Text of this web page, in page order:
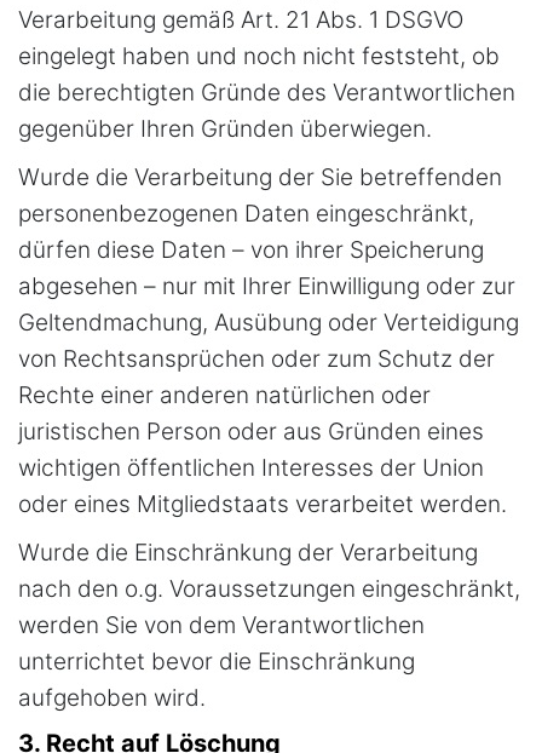
Verarbeitung gemäß Art. 21 Abs. 1 DSGVO
eingelegt haben und noch nicht feststeht, ob
die berechtigten Gründe des Verantwortlichen
gegenüber Ihren Gründen überwiegen.
Wurde die Verarbeitung der Sie betreffenden
personenbezogenen Daten eingeschränkt,
dürfen diese Daten – von ihrer Speicherung
abgesehen – nur mit Ihrer Einwilligung oder zur
Geltendmachung, Ausübung oder Verteidigung
von Rechtsansprüchen oder zum Schutz der
Rechte einer anderen natürlichen oder
juristischen Person oder aus Gründen eines
wichtigen öffentlichen Interesses der Union
oder eines Mitgliedstaats verarbeitet werden.
Wurde die Einschränkung der Verarbeitung
nach den o.g. Voraussetzungen eingeschränkt,
werden Sie von dem Verantwortlichen
unterrichtet bevor die Einschränkung
aufgehoben wird.
3. Recht auf Löschung